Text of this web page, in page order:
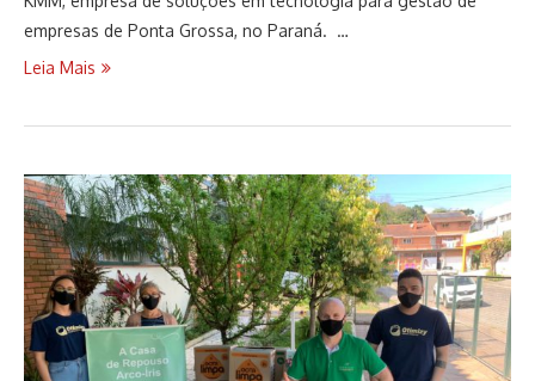
empresas de Ponta Grossa, no Paraná. …
Leia Mais